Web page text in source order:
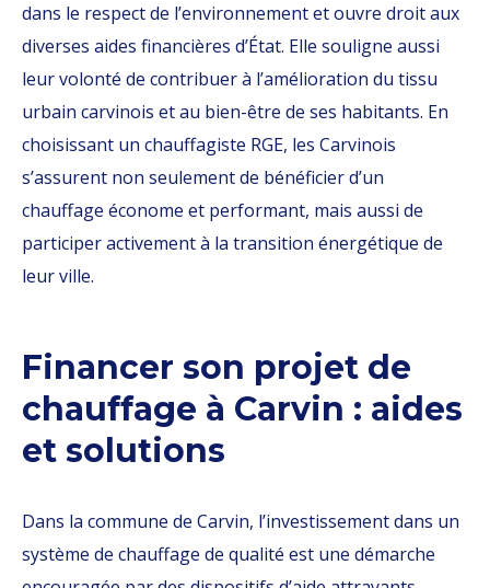
dans le respect de l’environnement et ouvre droit aux
diverses aides financières d’État. Elle souligne aussi
leur volonté de contribuer à l’amélioration du tissu
urbain carvinois et au bien-être de ses habitants. En
choisissant un chauffagiste RGE, les Carvinois
s’assurent non seulement de bénéficier d’un
chauffage économe et performant, mais aussi de
participer activement à la transition énergétique de
leur ville.
Financer son projet de
chauffage à Carvin : aides
et solutions
Dans la commune de Carvin, l’investissement dans un
système de chauffage de qualité est une démarche